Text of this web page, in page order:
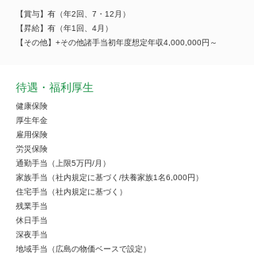
【賞与】有（年2回、7・12月）
【昇給】有（年1回、4月）
【その他】+その他諸手当初年度想定年収4,000,000円～
待遇・福利厚生
健康保険
厚生年金
雇用保険
労災保険
通勤手当（上限5万円/月）
家族手当（社内規定に基づく/扶養家族1名6,000円）
住宅手当（社内規定に基づく）
残業手当
休日手当
深夜手当
地域手当（広島の物価ベースで設定）